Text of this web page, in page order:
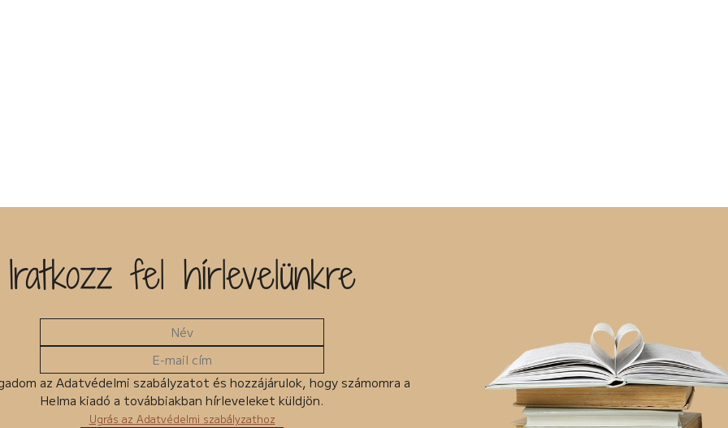
Iratkozz fel hírlevelünkre
az Adatvédelmi szabályzatot és hozzájárulok, hogy számomra a
Helma kiadó a továbbiakban hírleveleket küldjön.
Ugrás az Adatvédelmi szabályzathoz